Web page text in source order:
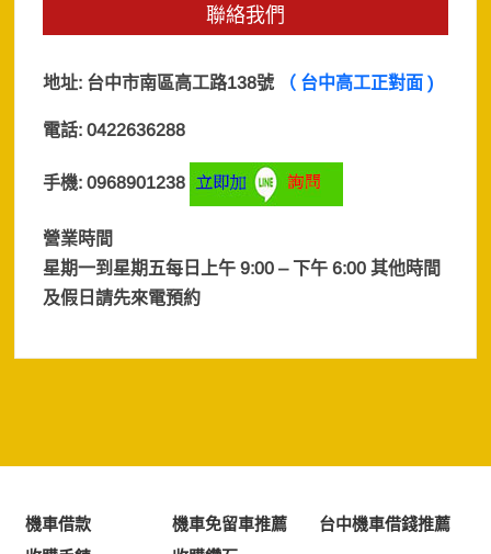
聯絡我們
地址: 台中市南區高工路138號 （ 台中高工正對面 )
電話: 0422636288
手機: 0968901238
營業時間
星期一到星期五每日上午 9:00 – 下午 6:00 其他時間
及假日請先來電預約
機車借款 機車免留車推薦
台中機車借錢推薦